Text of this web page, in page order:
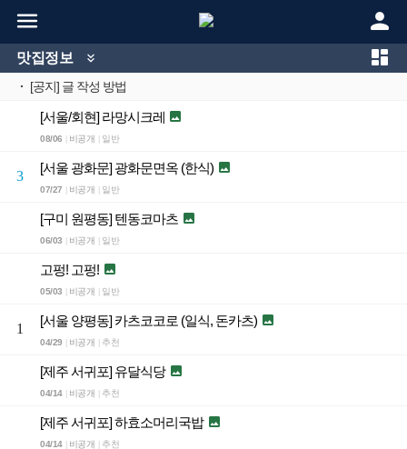
 
맛집정보  
· [공지] 글 작성 방법
[서울/회현] 라망시크레 
08/06 비공개 일반
3
[서울 광화문] 광화문면옥 (한식) 
07/27 비공개 일반
[구미 원평동] 텐동코마츠 
06/03 비공개 일반
고펑! 고펑! 
05/03 비공개 일반
1
[서울 양평동] 카츠코코로 (일식, 돈카츠) 
04/29 비공개 추천
[제주 서귀포] 유달식당 
04/14 비공개 추천
[제주 서귀포] 하효소머리국밥 
04/14 비공개 추천